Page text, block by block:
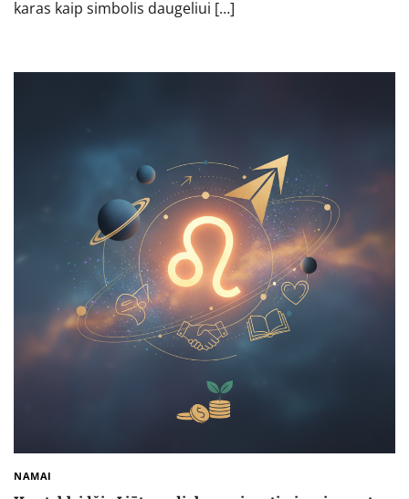
karas kaip simbolis daugeliui […]
NAMAI